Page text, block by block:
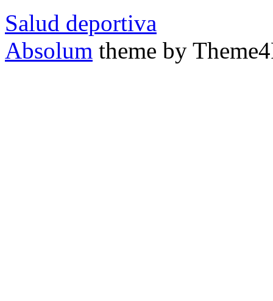
Salud deportiva
Absolum theme by